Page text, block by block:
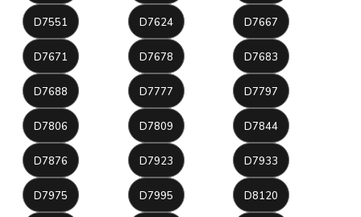
D7551 D7624 D7667
D7671 D7678 D7683
D7688 D7777 D7797
D7806 D7809 D7844
D7876 D7923 D7933
D7975 D7995 D8120